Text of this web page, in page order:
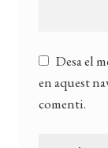
Desa el
en aquest
comenti.